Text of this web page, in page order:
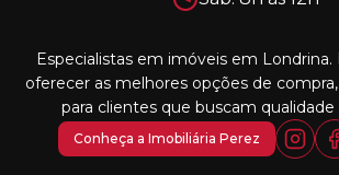
Especialistas em imóveis em Londrina.
oferecer as melhores opções de
para clientes que buscam qualidade
Conheça a Imobiliária Perez